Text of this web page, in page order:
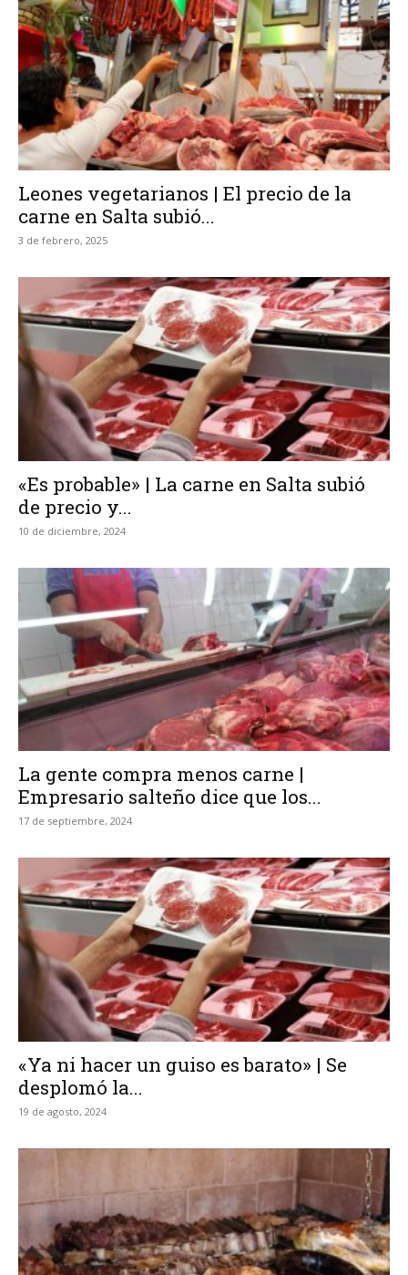
Leones vegetarianos | El precio de la
carne en Salta subió...
3 de febrero, 2025
«Es probable» | La carne en Salta subió
de precio y...
10 de diciembre, 2024
La gente compra menos carne |
Empresario salteño dice que los...
17 de septiembre, 2024
«Ya ni hacer un guiso es barato» | Se
desplomó la...
19 de agosto, 2024